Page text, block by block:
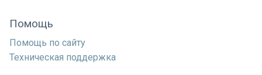
Помощь
Помощь по сайту
Техническая поддержка